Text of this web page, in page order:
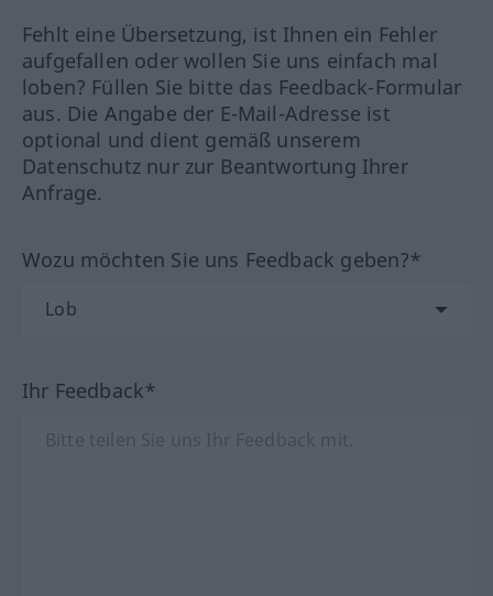
Fehlt eine Übersetzung, ist Ihnen ein Fehler
aufgefallen oder wollen Sie uns einfach mal
loben? Füllen Sie bitte das Feedback-Formular
aus. Die Angabe der E-Mail-Adresse ist
optional und dient gemäß unserem
Datenschutz nur zur Beantwortung Ihrer
Anfrage.
Wozu möchten Sie uns Feedback geben?*
Ihr Feedback*